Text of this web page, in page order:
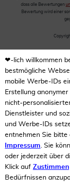
dass alle Bewertungen
Bewertung wird einer
❤-lich willkommen
bestmögliche
mobile Werbe-IDs
Erstellung
nicht-
Dienstleister und
und Werbe-IDs
entnehmen Sie bitte
Impressum. Sie
oder jederzeit über
Klick auf Zustimmen
Bedürfnissen